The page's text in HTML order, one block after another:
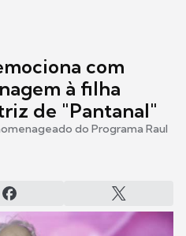
com
à filha
de "Pantanal"
do Programa Raul